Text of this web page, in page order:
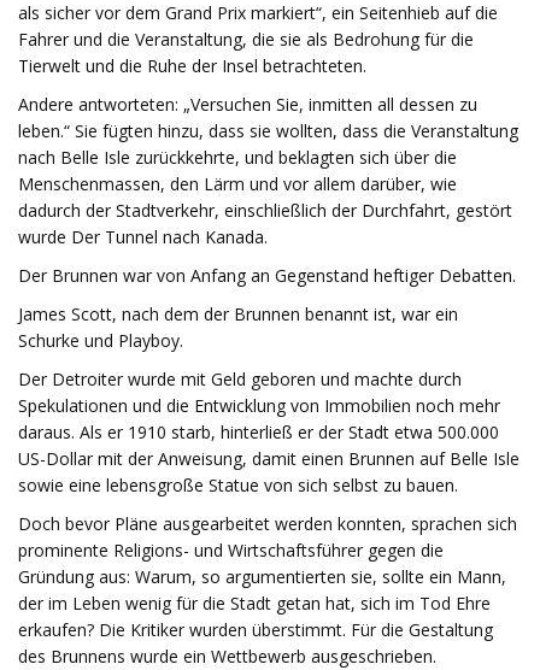
als sicher vor dem Grand Prix markiert“, ein Seitenhieb auf die
Fahrer und die Veranstaltung, die sie als Bedrohung für die
Tierwelt und die Ruhe der Insel betrachteten.
Andere antworteten: „Versuchen Sie, inmitten all dessen zu
leben.“ Sie fügten hinzu, dass sie wollten, dass die Veranstaltung
nach Belle Isle zurückkehrte, und beklagten sich über die
Menschenmassen, den Lärm und vor allem darüber, wie
dadurch der Stadtverkehr, einschließlich der Durchfahrt, gestört
wurde Der Tunnel nach Kanada.
Der Brunnen war von Anfang an Gegenstand heftiger Debatten.
James Scott, nach dem der Brunnen benannt ist, war ein
Schurke und Playboy.
Der Detroiter wurde mit Geld geboren und machte durch
Spekulationen und die Entwicklung von Immobilien noch mehr
daraus. Als er 1910 starb, hinterließ er der Stadt etwa 500.000
US-Dollar mit der Anweisung, damit einen Brunnen auf Belle Isle
sowie eine lebensgroße Statue von sich selbst zu bauen.
Doch bevor Pläne ausgearbeitet werden konnten, sprachen sich
prominente Religions- und Wirtschaftsführer gegen die
Gründung aus: Warum, so argumentierten sie, sollte ein Mann,
der im Leben wenig für die Stadt getan hat, sich im Tod Ehre
erkaufen? Die Kritiker wurden überstimmt. Für die Gestaltung
des Brunnens wurde ein Wettbewerb ausgeschrieben.